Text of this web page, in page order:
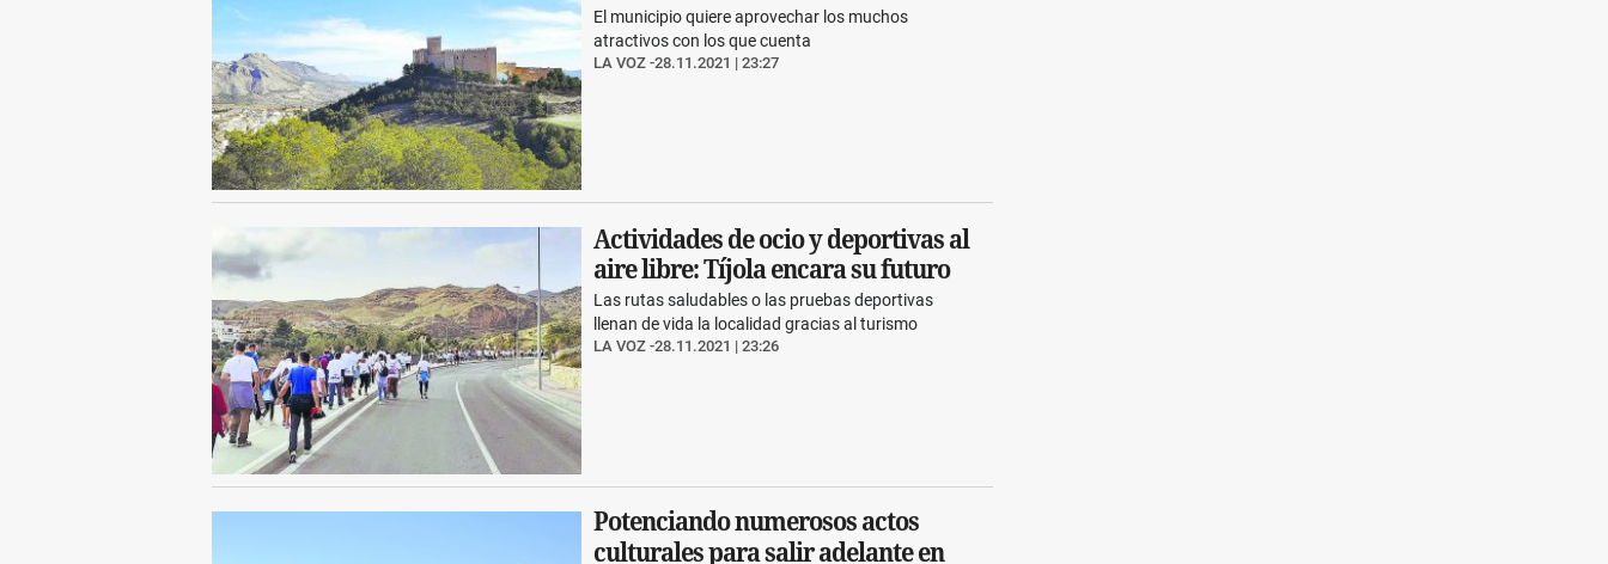
LA VOZ 28.11.2021 | 23:27
El municipio quiere aprovechar los muchos
atractivos con los que cuenta
Actividades de ocio y deportivas al
aire libre: Tíjola encara su futuro
LA VOZ 28.11.2021 | 23:26
Las rutas saludables o las pruebas deportivas
llenan de vida la localidad gracias al turismo
Potenciando numerosos actos
culturales para salir adelante en